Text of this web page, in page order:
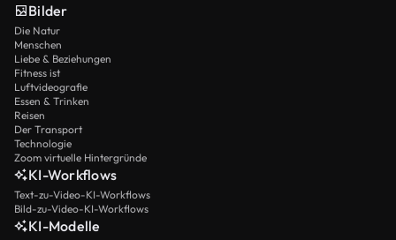
Bilder
Die Natur
Menschen
Liebe & Beziehungen
Fitness ist
Luftvideografie
Essen & Trinken
Reisen
Der Transport
Technologie
Zoom virtuelle Hintergründe
KI-Workflows
Text-zu-Video-KI-Workflows
Bild-zu-Video-KI-Workflows
KI-Modelle